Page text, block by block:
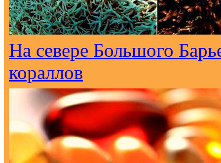
На севере Большого
кораллов